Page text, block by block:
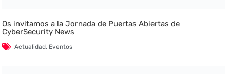
Os invitamos a la Jornada de Puertas Abiertas de
CyberSecurity News
Actualidad, Eventos